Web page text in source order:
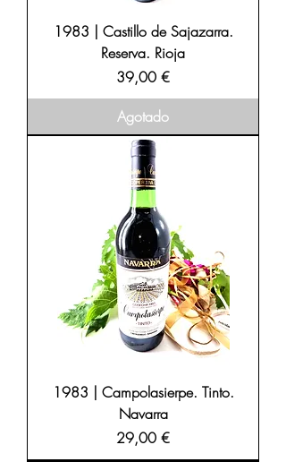
1983 | Castillo de Sajazarra.
Reserva. Rioja
Precio
39,00 €
Agotado
1983 | Campolasierpe. Tinto.
Navarra
Precio
29,00 €